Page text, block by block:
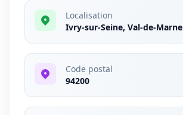
Localisation
Ivry-sur-Seine, Val-de-Marne
Code postal
94200